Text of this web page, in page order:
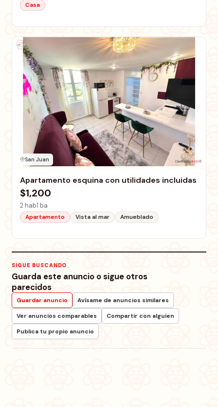
Casa
San Juan
Apartamento esquina con utilidades incluidas
$1,200
2 hab1 ba
Apartamento Vista al mar Amueblado
SIGUE BUSCANDO
Guarda este anuncio o sigue otros
parecidos
Guardar anuncio
Avísame de anuncios similares
Ver anuncios comparables
Compartir con alguien
Publica tu propio anuncio